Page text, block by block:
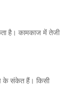
है। कामकाज में तेजी
के संकेत हैं। किसी